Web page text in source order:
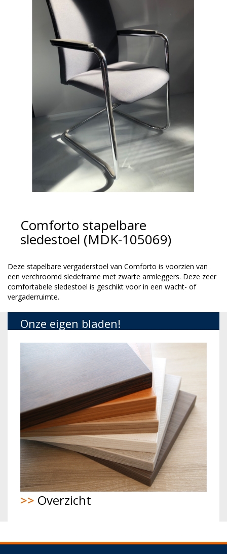
Comforto stapelbare
sledestoel (MDK-105069)
Deze stapelbare vergaderstoel van Comforto is voorzien van
een verchroomd sledeframe met zwarte armleggers. Deze zeer
comfortabele sledestoel is geschikt voor in een wacht- of
vergaderruimte.
Onze eigen bladen!
>> Overzicht